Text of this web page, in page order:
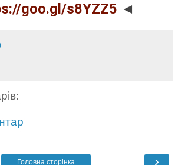
goo.gl/s8YZZ5 ◄
›
Головна сторінка